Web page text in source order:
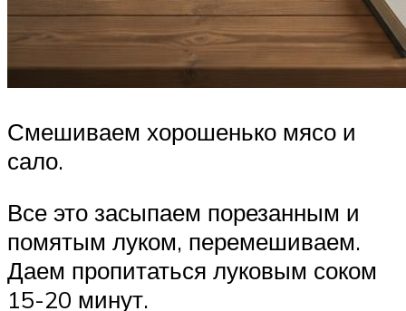
Смешиваем хорошенько мясо и
сало.
Все это засыпаем порезанным и
помятым луком, перемешиваем.
Даем пропитаться луковым соком
15-20 минут.